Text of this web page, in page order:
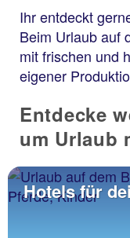
Ihr entdeckt
Beim Urlaub auf
mit frischen und
eigener
Entdecke
um Urlaub
Hotels für